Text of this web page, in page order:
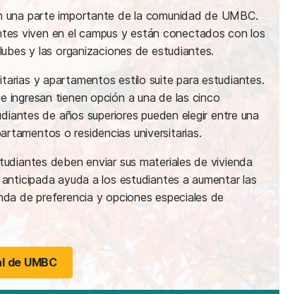
una parte importante de la comunidad de UMBC.
viven en el campus y están conectados con los
y las organizaciones de estudiantes.
y apartamentos estilo suite para estudiantes.
ingresan tienen opción a una de las cinco
de años superiores pueden elegir entre una
o residencias universitarias.
deben enviar sus materiales de vivienda
ayuda a los estudiantes a aumentar las
de preferencia y opciones especiales de
de UMBC